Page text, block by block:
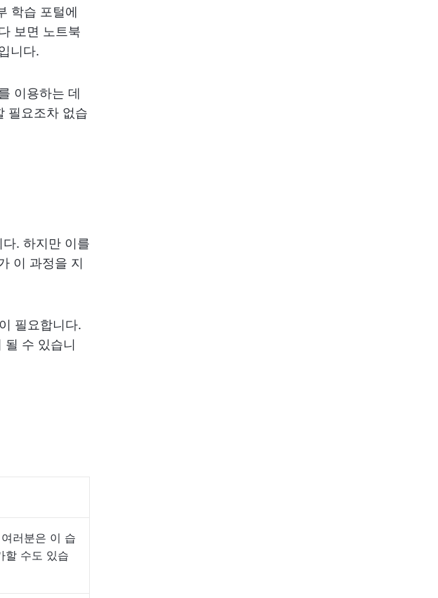
학습 포털에
보면 노트북
니다.
이용하는 데
필요조차 없습
. 하지만 이를
이 과정을 지
필요합니다.
수 있습니
러분은 이 습
할 수도 있습